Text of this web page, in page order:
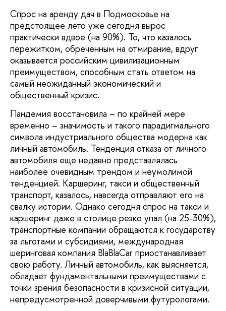
Спрос на аренду дач в Подмосковье на
предстоящее лето уже сегодня вырос
практически вдвое (на 90%). То, что казалось
пережитком, обреченным на отмирание, вдруг
оказывается российским цивилизационным
преимуществом, способным стать ответом на
самый неожиданный экономический и
общественный кризис.
Пандемия восстановила – по крайней мере
временно – значимость и такого парадигмального
символа индустриального общества модерна как
личный автомобиль. Тенденция отказа от личного
автомобиля еще недавно представлялась
наиболее очевидным трендом и неумолимой
тенденцией. Каршеринг, такси и общественный
транспорт, казалось, навсегда отправляют его на
свалку истории. Однако сегодня спрос на такси и
каршеринг даже в столице резко упал (на 25-30%),
транспортные компании обращаются к государству
за льготами и субсидиями, международная
шеринговая компания BlaBlaСar приостанавливает
свою работу. Личный автомобиль, как выясняется,
обладает фундаментальными преимуществами с
точки зрения безопасности в кризисной ситуации,
непредусмотренной доверчивыми футурологами.